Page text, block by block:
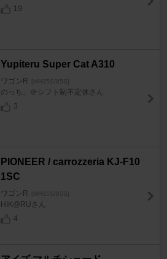
19
Yupiteru Super Cat A310
ワゴンR [MH35S/85S]
のっち。＠シフト制不定休さん
3
PIONEER / carrozzeria KJ-F10
1SC
ワゴンR [MH35S/85S]
HIK@RUさん
4